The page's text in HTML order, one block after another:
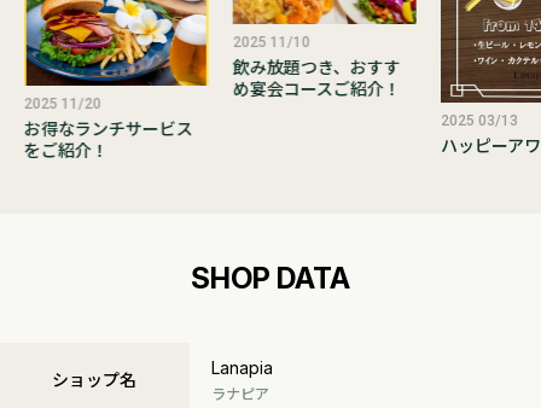
2025 11/20
お得なランチサービス
をご紹介！
2025 11/10
飲み放題つき、おすす
め宴会コースご紹介！
2025 03/13
ハッピーア
SHOP DATA
ショップ名
Lanapia
ラナピア